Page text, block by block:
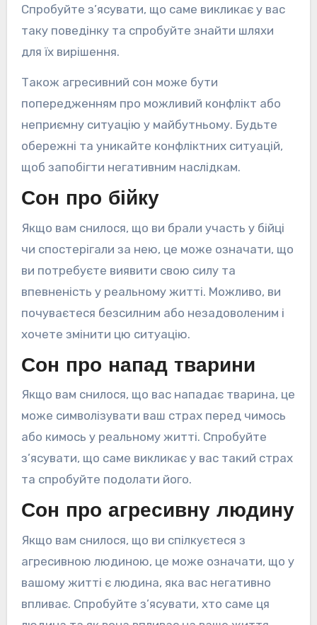
Спробуйте з’ясувати, що саме викликає у вас
таку поведінку та спробуйте знайти шляхи
для їх вирішення.
Також агресивний сон може бути
попередженням про можливий конфлікт або
неприємну ситуацію у майбутньому. Будьте
обережні та уникайте конфліктних ситуацій,
щоб запобігти негативним наслідкам.
Сон про бійку
Якщо вам снилося, що ви брали участь у бійці
чи спостерігали за нею, це може означати, що
ви потребуєте виявити свою силу та
впевненість у реальному житті. Можливо, ви
почуваєтеся безсилним або незадоволеним і
хочете змінити цю ситуацію.
Сон про напад тварини
Якщо вам снилося, що вас нападає тварина, це
може символізувати ваш страх перед чимось
або кимось у реальному житті. Спробуйте
з’ясувати, що саме викликає у вас такий страх
та спробуйте подолати його.
Сон про агресивну людину
Якщо вам снилося, що ви спілкуєтеся з
агресивною людиною, це може означати, що у
вашому житті є людина, яка вас негативно
впливає. Спробуйте з’ясувати, хто саме ця